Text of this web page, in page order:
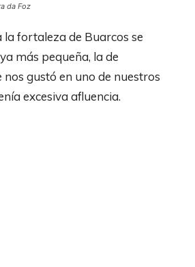
da Foz
la fortaleza de Buarcos se
más pequeña, la de
nos gustó en uno de nuestros
excesiva afluencia.